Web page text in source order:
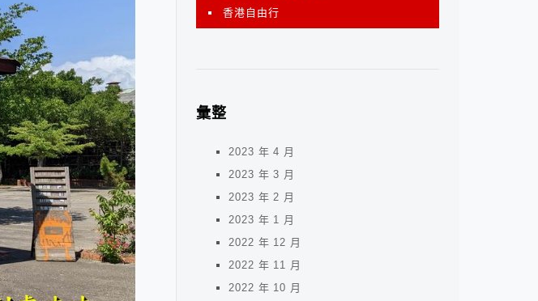
香港自由行
彙整
2023 年 4 月
2023 年 3 月
2023 年 2 月
2023 年 1 月
2022 年 12 月
2022 年 11 月
2022 年 10 月